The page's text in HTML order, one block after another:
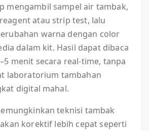
mengambil sampel air tambak,
atau strip test, lalu
warna dengan color
dalam kit. Hasil dapat dibaca
menit secara real-time, tanpa
laboratorium tambahan
digital mahal.
teknisi tambak
korektif lebih cepat seperti